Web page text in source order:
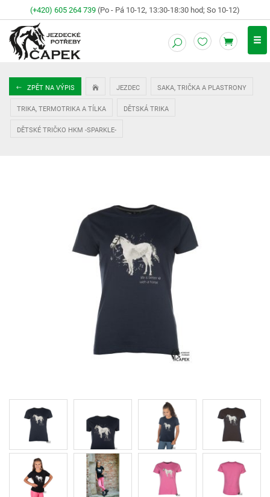
(+420) 605 264 739(Po - Pá 10-12, 13:30-18:30 hod; So 10-12)
ZPĚT NA VÝPIS JEZDEC SAKA, TRIČKA A PLASTRONY
TRIKA, TERMOTRIKA A TÍLKA DĚTSKÁ TRIKA
DĚTSKÉ TRIČKO HKM -SPARKLE-